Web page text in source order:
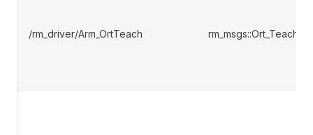
/rm_driver/Arm_OrtTeach rm_msgs::Ort_Teach